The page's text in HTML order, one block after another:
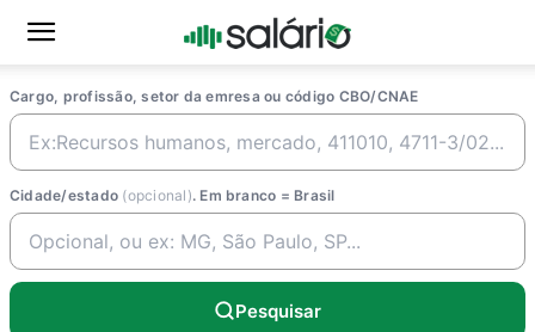
Cargo, profissão, setor da emresa ou código CBO/CNAE
Cidade/estado (opcional). Em branco = Brasil
Pesquisar